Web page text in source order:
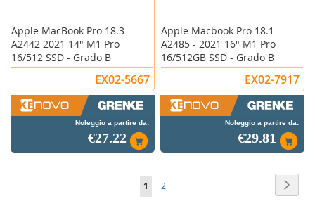
Apple MacBook Pro 18.3 -
A2442 2021 14" M1 Pro
16/512 SSD - Grado B
EX02-5667
Noleggio a partire da:
€27.22
Apple Macbook Pro 18.1 -
A2485 - 2021 16" M1 Pro
16/512GB SSD - Grado B
EX02-7917
Noleggio a partire da:
€29.81
Attualmente
1 Pagina
2